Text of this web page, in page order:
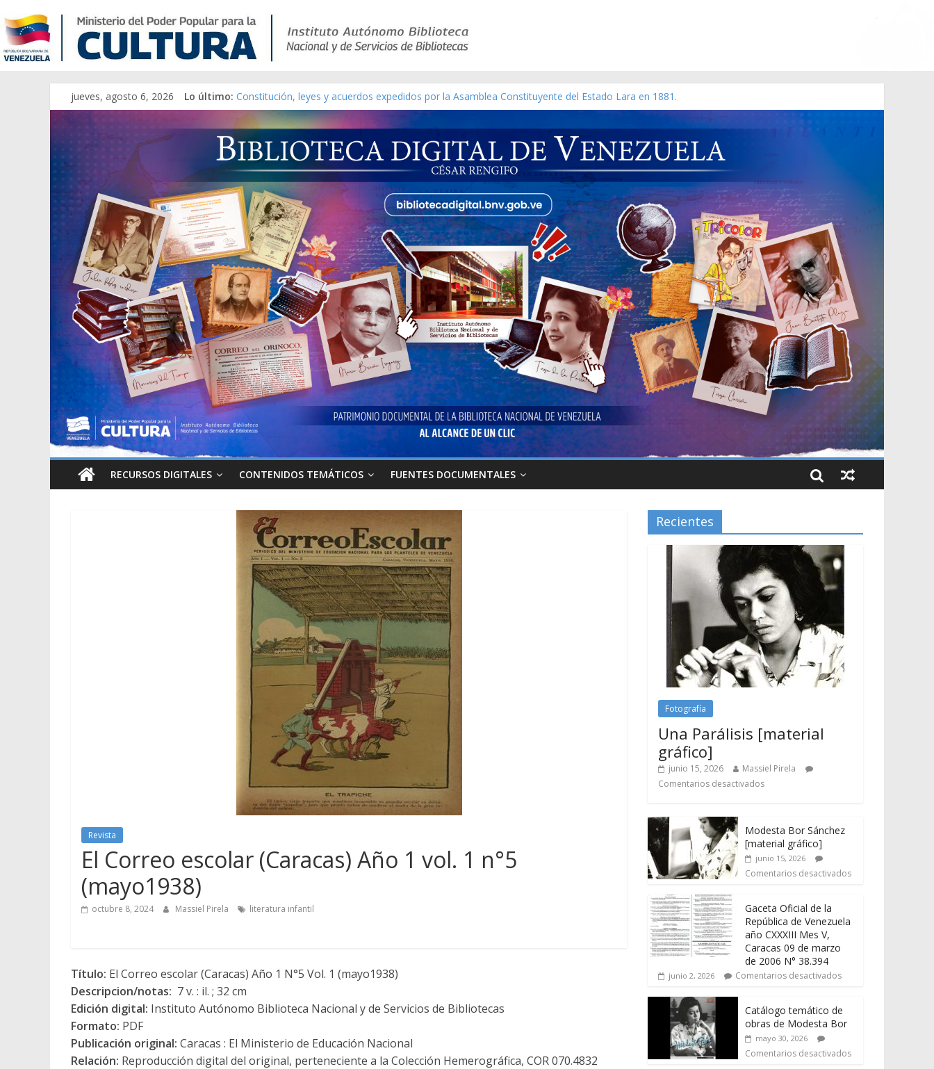
jueves, agosto 6, 2026 Lo último: Constitución, leyes y acuerdos expedidos por la Asamblea Constituyente del Estado Lara en 1881.
Una Parálisis [material gráfico]
Modesta Bor Sánchez [material gráfico]
Gaceta Oficial de la República de Venezuela año CXXXIII Mes V, Caracas 09 de marzo de 2006 N° 38.394
Catálogo temático de obras de Modesta Bor
RECURSOS DIGITALES CONTENIDOS TEMÁTICOS FUENTES DOCUMENTALES
Revista
El Correo escolar (Caracas) Año 1 vol. 1 n°5
(mayo1938)
octubre 8, 2024 Massiel Pirela literatura infantil
Título: El Correo escolar (Caracas) Año 1 N°5 Vol. 1 (mayo1938)
Descripcion/notas: 7 v. : il. ; 32 cm
Edición digital: Instituto Autónomo Biblioteca Nacional y de Servicios de Bibliotecas
Formato: PDF
Publicación original: Caracas : El Ministerio de Educación Nacional
Relación: Reproducción digital del original, perteneciente a la Colección Hemerográfica, COR 070.4832
Recientes
Fotografía
Una Parálisis [material
gráfico]
junio 15, 2026
Massiel Pirela
Comentarios desactivados
Modesta Bor Sánchez
[material gráfico]
junio 15, 2026
Comentarios desactivados
Gaceta Oficial de la
República de Venezuela
año CXXXIII Mes V,
Caracas 09 de marzo
de 2006 N° 38.394
junio 2, 2026 Comentarios desactivados
Catálogo temático de
obras de Modesta Bor
mayo 30, 2026
Comentarios desactivados